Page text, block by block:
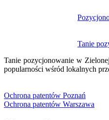
Tanie
Tanie pozycjonowanie w
popularności wśród lokalnych
Ochrona patentów Poznań
Ochrona patentów Warszawa